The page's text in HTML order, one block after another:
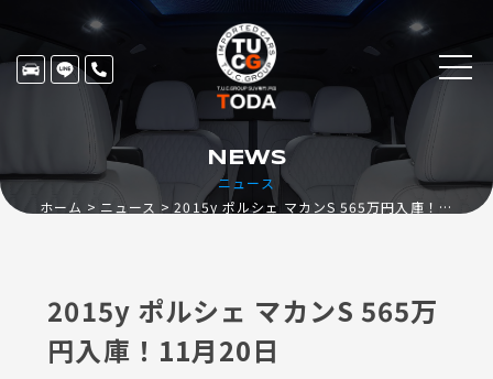
ニュース
NEWS
ホーム ニュース 2015y ポルシェ マカンS 565万円入庫！11月20日
2015y ポルシェ マカンS 565万
円入庫！11月20日